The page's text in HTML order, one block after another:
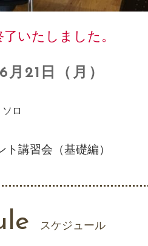
いたしました。
月21日（月）
ソロ
ト講習会（基礎編）
スケジュール